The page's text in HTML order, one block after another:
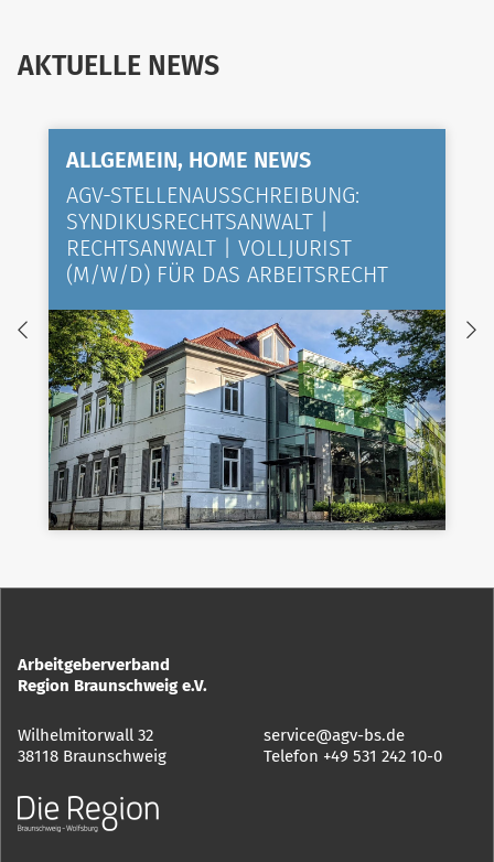
AKTUELLE NEWS
ALLGEMEIN, HOME NEWS
AGV-STELLENAUSSCHREIBUNG:
SYNDIKUSRECHTSANWALT |
RECHTSANWALT | VOLLJURIST
(M/W/D) FÜR DAS ARBEITSRECHT
Arbeitgeberverband
Region Braunschweig e.V.
Wilhelmitorwall 32
38118 Braunschweig
service@agv-bs.de
Telefon +49 531 242 10-0